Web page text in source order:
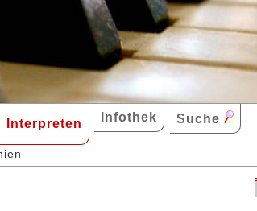
Interpreten Infothek Suche